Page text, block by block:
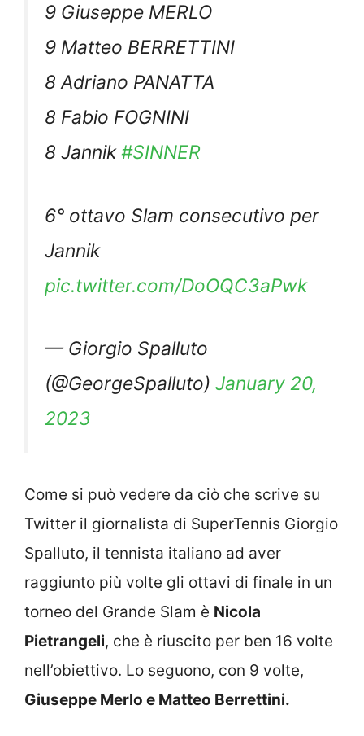
9 Giuseppe MERLO
9 Matteo BERRETTINI
8 Adriano PANATTA
8 Fabio FOGNINI
8 Jannik#SINNER
6° ottavo Slam consecutivo per
Jannik
pic.twitter.com/DoOQC3aPwk
— Giorgio Spalluto
(@GeorgeSpalluto) January 20,
2023
Come si può vedere da ciò che scrive su
Twitter il giornalista di SuperTennis Giorgio
Spalluto, il tennista italiano ad aver
raggiunto più volte gli ottavi di finale in un
torneo del Grande Slam è Nicola
Pietrangeli, che è riuscito per ben 16 volte
nell’obiettivo. Lo seguono, con 9 volte,
Giuseppe Merlo e Matteo Berrettini.